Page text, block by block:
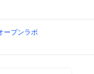
プンラボ